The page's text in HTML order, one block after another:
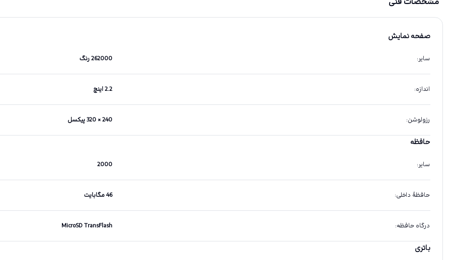
صفحه نمایش
سایر: 262000 رنگ
اندازه: 2.2 اینچ
رزولوشن: 240 × 320 پیکسل
حافظه
سایر:
2000
حافظهٔ داخلی: 46 مگابایت
درگاه حافظه:
MicroSD TransFlash
باتری